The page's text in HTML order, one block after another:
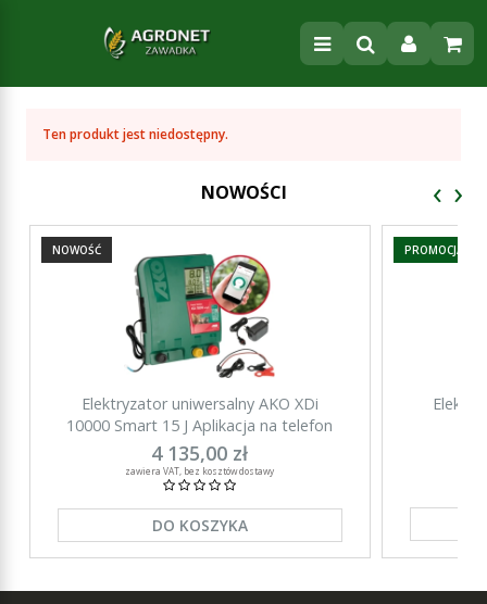
Ten produkt jest niedostępny.
NOWOŚCI
Elektryzator uniwersalny AKO XDi
10000 Smart 15 J Aplikacja na telefon
4 135,00 zł
zawiera VAT, bez kosztów dostawy
DO KOSZYKA
NOWOŚĆ PROMOCJA
‹ ›